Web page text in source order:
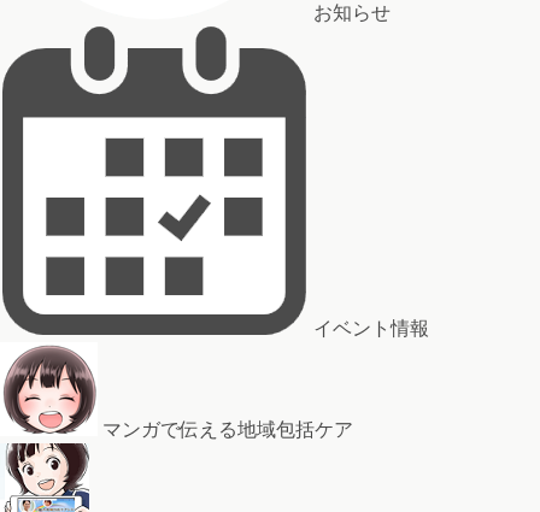
お知らせ
イベント情報
マンガで伝える地域包括ケア